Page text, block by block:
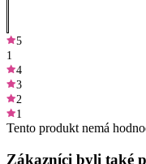
5
1
4
3
2
1
Tento produkt nemá
Zákazníci byli také